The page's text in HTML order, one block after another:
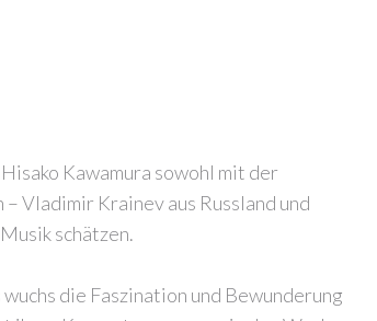
Kawamura sowohl mit der
Vladimir Krainev aus Russland und
schätzen.
die Faszination und Bewunderung
Remember
Me